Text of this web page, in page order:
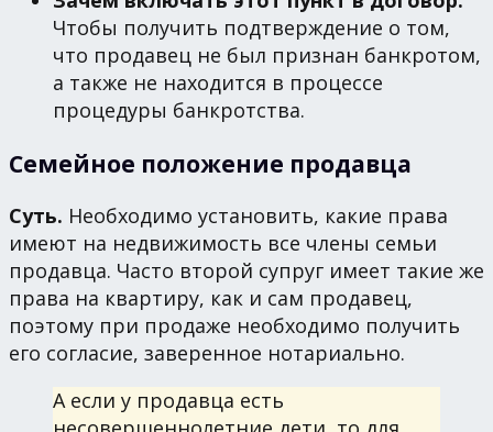
Чтобы получить подтверждение о том,
что продавец не был признан банкротом,
а также не находится в процессе
процедуры банкротства.
Семейное положение продавца
Суть. Необходимо установить, какие права
имеют на недвижимость все члены семьи
продавца. Часто второй супруг имеет такие же
права на квартиру, как и сам продавец,
поэтому при продаже необходимо получить
его согласие, заверенное нотариально.
А если у продавца есть